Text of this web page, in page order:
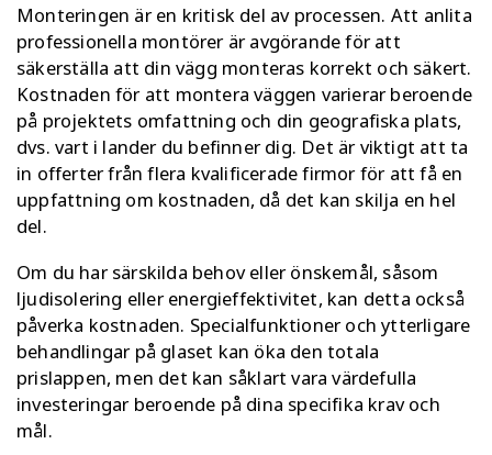
Monteringen är en kritisk del av processen. Att anlita
professionella montörer är avgörande för att
säkerställa att din vägg monteras korrekt och säkert.
Kostnaden för att montera väggen varierar beroende
på projektets omfattning och din geografiska plats,
dvs. vart i lander du befinner dig. Det är viktigt att ta
in offerter från flera kvalificerade firmor för att få en
uppfattning om kostnaden, då det kan skilja en hel
del.
Om du har särskilda behov eller önskemål, såsom
ljudisolering eller energieffektivitet, kan detta också
påverka kostnaden. Specialfunktioner och ytterligare
behandlingar på glaset kan öka den totala
prislappen, men det kan såklart vara värdefulla
investeringar beroende på dina specifika krav och
mål.